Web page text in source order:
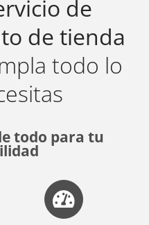
de
de tienda
todo lo
todo para tu